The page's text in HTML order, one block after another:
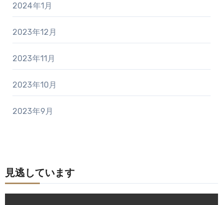
2024年1月
2023年12月
2023年11月
2023年10月
2023年9月
見逃しています